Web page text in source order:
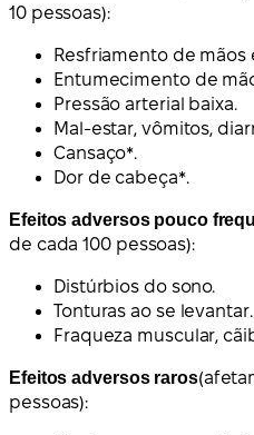
10 pessoas):
Resfriamento de mãos
Entumecimento de
Pressão arterial baixa.
Mal-estar, vômitos,
Cansaço*.
Dor de cabeça*.
Efeitos adversos pouco
de cada 100 pessoas):
Distúrbios do sono.
Tonturas ao se levantar.
Fraqueza muscular,
Efeitos adversos raros
pessoas):